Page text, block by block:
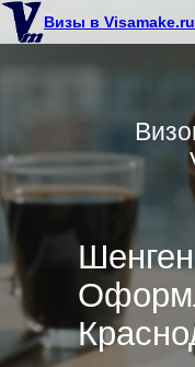
Перейти
к
содержимому
Визы в Visamake.ru